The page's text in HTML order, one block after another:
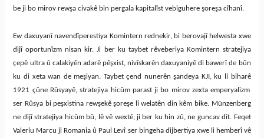
be ji bo mirov rewşa civakê bin pergala kapitalîst vebiguhereşoreşa cîhanî.
Ew daxuyanî navendîperestiya Komintern rednekir, bi berovajî helwesta xwe
dijî oportunîzm nisan kir. Ji ber ku taybet rêveberiya Komintern stratejiya
çepê ultra û calakiyên adarê pêşxist, nivîskarên daxuyaniyê di bawerî de bûn
ku di xeta wan de meşiyan. Taybet çend nunerênşandeya KJI, ku li biharê
1921 çûne Rûsyayê, stratejiya hicûm parast ji bo mirov zexta emperyalizm
ser Rûsya bi peşxistina rewşekêşoreşe li welatên din kêm bike. Münzenberg
ne dijî stratejiya hicûm bû, lê vê wextê, ji ber ku hin zû, ne guncav dît. Feqet
Valeriu Marcu ji Romania û Paul Levî ser bingeha dijbertiya xwe li hemberî vê